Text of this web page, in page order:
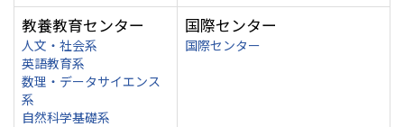
教養教育センター
人文・社会系
英語教育系
数理・データサイエンス
系
自然科学基礎系
国際センター
国際センター